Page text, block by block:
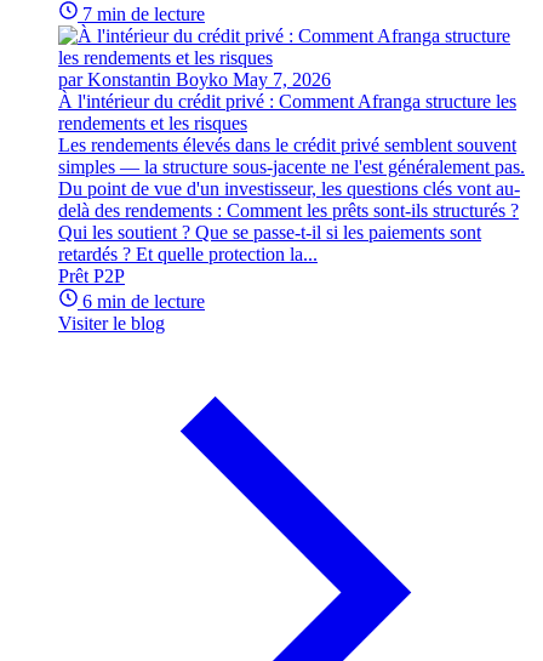
7 min de lecture
par Konstantin Boyko May 7, 2026
À l'intérieur du crédit privé : Comment Afranga structure les
rendements et les risques
Les rendements élevés dans le crédit privé semblent souvent
simples — la structure sous-jacente ne l'est généralement pas.
Du point de vue d'un investisseur, les questions clés vont au-
delà des rendements : Comment les prêts sont-ils structurés ?
Qui les soutient ? Que se passe-t-il si les paiements sont
retardés ? Et quelle protection la...
Prêt P2P
6 min de lecture
Visiter le blog